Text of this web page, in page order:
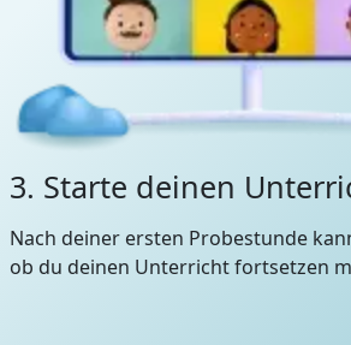
3. Starte deinen
Nach deiner ersten Probestunde
ob du deinen Unterricht fortsetzen